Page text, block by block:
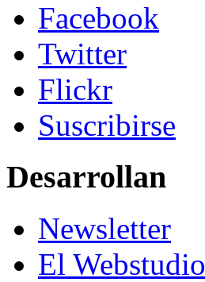
Facebook
Twitter
Flickr
Suscribirse
Desarrollan
Newsletter
El Webstudio